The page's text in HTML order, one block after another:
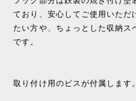
ており、安心してご使用いただ
たい方や、ちょっとした収納ス
です。
取り付け用のビスが付属します。